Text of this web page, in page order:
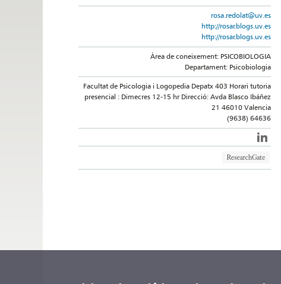
rosa.redolat@uv.es
http://rosar.blogs.uv.es
http://rosar.blogs.uv.es
Àrea de coneixement: PSICOBIOLOGIA
Departament: Psicobiologia
Facultat de Psicologia i Logopedia Depatx 403 Horari tutoria
presencial : Dimecres 12-15 hr Direcció: Avda Blasco Ibáñez
21 46010 Valencia
(9638) 64636